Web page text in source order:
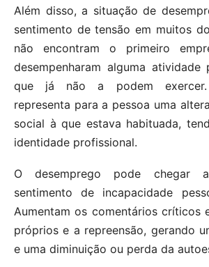
Além disso, a situação de
sentimento de tensão em muitos
não encontram o primeiro
desempenharam alguma atividade
que já não a podem exercer.
representa para a pessoa uma
social à que estava habituada,
identidade profissional.
O desemprego pode chegar
sentimento de incapacidade
Aumentam os comentários críticos
próprios e a repreensão, gerando
e uma diminuição ou perda da